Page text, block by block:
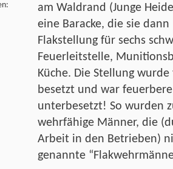
am Waldrand (Junge
eine Baracke, die sie
Flakstellung für sechs
Feuerleitstelle,
Küche. Die Stellung
besetzt und war
unterbesetzt! So wurden
wehrfähige Männer, die
Arbeit in den Betrieben)
genannte